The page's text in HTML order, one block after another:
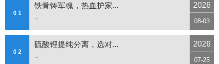
0 1
铁骨铸军魂，热血护家...
...
2026
08-03
0 2
硫酸锂提纯分离，选对...
...
2026
07-25